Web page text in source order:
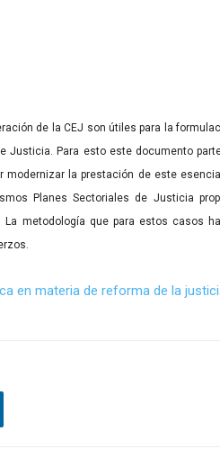
de la CEJ son útiles para la
Justicia. Para esto este documento
modernizar la prestación de este
Planes Sectoriales de Justicia
La metodología que para estos casos
en materia de reforma de la